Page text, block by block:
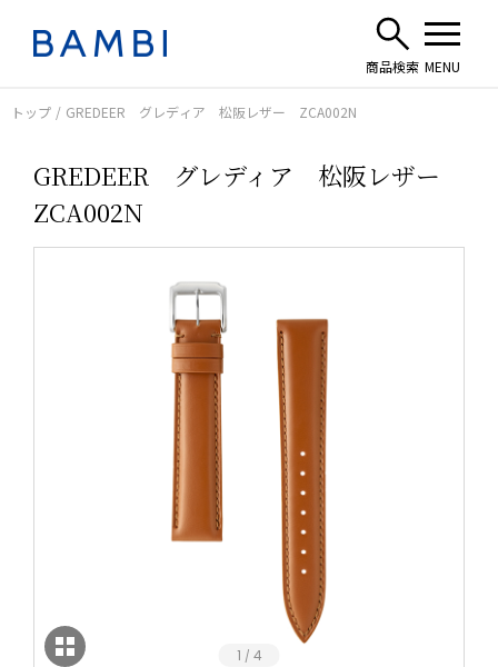
トップ GREDEER グレディア 松阪レザー ZCA002N
GREDEER グレディア 松阪レザー
ZCA002N
1 / 4